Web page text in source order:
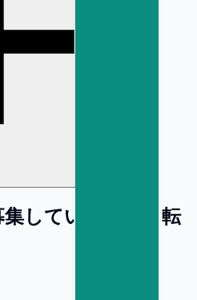
集している求人・転